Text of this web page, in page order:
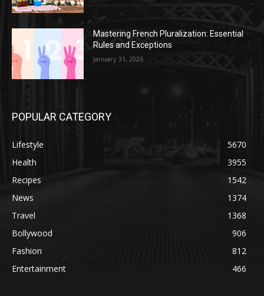
Mastering French Pluralization: Essential
Rules and Exceptions
January 31, 2026
POPULAR CATEGORY
Lifestyle
5670
Health
3955
Recipes
1542
News
1374
Travel
1368
Bollywood
906
Fashion
812
Entertainment
466